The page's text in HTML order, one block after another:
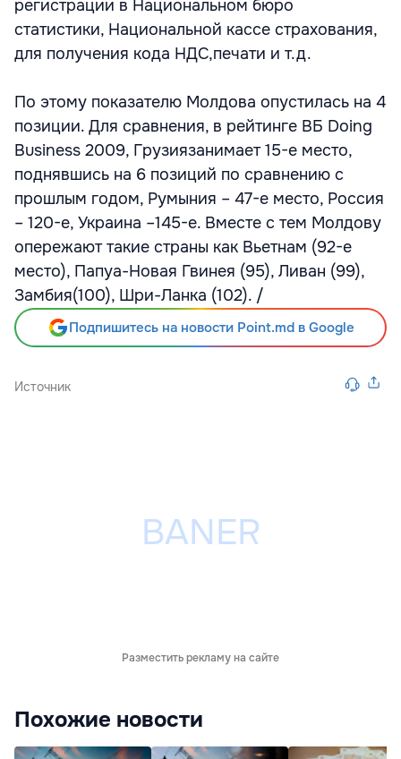
регистрации в Национальном бюро
статистики, Национальной кассе страхования,
для получения кода НДС,печати и т.д.
По этому показателю Молдова опустилась на 4
позиции. Для сравнения, в рейтинге ВБ Doing
Business 2009, Грузиязанимает 15-е место,
поднявшись на 6 позиций по сравнению с
прошлым годом, Румыния – 47-е место, Россия
– 120-е, Украина –145-е. Вместе с тем Молдову
опережают такие страны как Вьетнам (92-е
место), Папуа-Новая Гвинея (95), Ливан (99),
Замбия(100), Шри-Ланка (102). /
Подпишитесь на новости Point.md в Google
Источник
Разместить рекламу на сайте
Похожие новости